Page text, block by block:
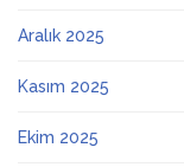
Aralık 2025
Kasım 2025
Ekim 2025